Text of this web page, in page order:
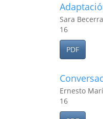
Sara
16
PDF
Ernesto
16